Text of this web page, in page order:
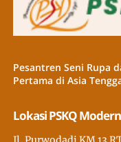
Pesantren Seni Rupa
Pertama di Asia
Lokasi PSKQ